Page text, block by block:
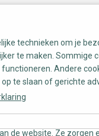
technieken om je
te maken. Sommige
Andere
te slaan of gerichte
de website. Ze zorgen